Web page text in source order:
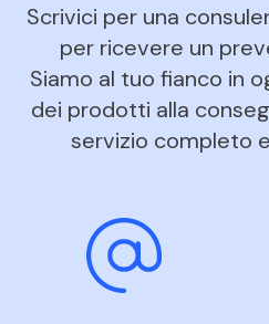
Scrivici per una
per ricevere un
Siamo al tuo fianco in
dei prodotti alla
servizio completo